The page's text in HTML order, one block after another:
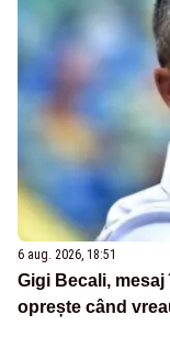
6 aug. 2026, 18:51
Gigi Becali,
oprește când